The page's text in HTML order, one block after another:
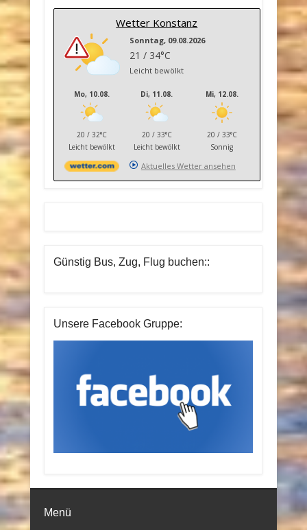
Wetter Konstanz
Sonntag, 09.08.2026
21 / 34°C
Leicht bewölkt
Mo, 10.08.
20 / 32°C
Leicht bewölkt
Di, 11.08.
20 / 33°C
Leicht bewölkt
Mi, 12.08.
20 / 33°C
Sonnig
Aktuelles Wetter ansehen
Günstig Bus, Zug, Flug buchen::
Unsere Facebook Gruppe:
Menü